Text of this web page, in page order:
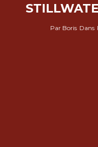
Par Boris Dans